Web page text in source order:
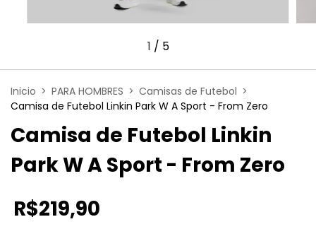
1 / 5
Inicio > PARA HOMBRES > Camisas de Futebol >
Camisa de Futebol Linkin Park W A Sport - From Zero
Camisa de Futebol Linkin
Park W A Sport - From Zero
R$219,90